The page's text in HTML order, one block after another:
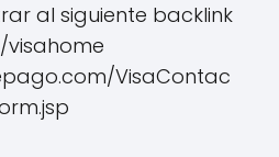
al siguiente backlink
VisaContac